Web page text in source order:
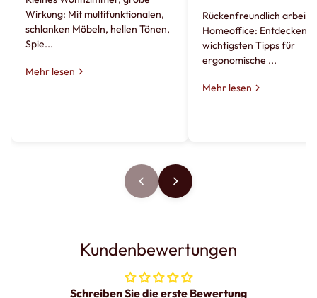
Wirkung: Mit multifunktionalen,
schlanken Möbeln, hellen Tönen,
Spie...
Mehr lesen
Rückenfreundlich
Homeoffice: Entdecken
wichtigsten Tipps für
ergonomische ...
Mehr lesen
Kundenbewertungen
Schreiben Sie die erste Bewertung